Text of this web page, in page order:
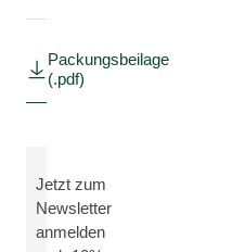
Packungsbeilage
(.pdf)
Jetzt zum
Newsletter
anmelden